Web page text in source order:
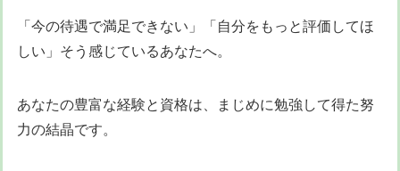
「今の待遇で満足できない」「自分をもっと評価してほ
しい」そう感じているあなたへ。
あなたの豊富な経験と資格は、まじめに勉強して得た努
力の結晶です。